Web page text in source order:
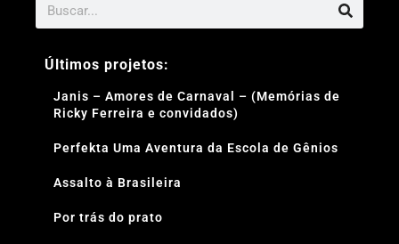
Últimos projetos:
Janis – Amores de Carnaval – (Memórias de
Ricky Ferreira e convidados)
Perfekta Uma Aventura da Escola de Gênios
Assalto à Brasileira
Por trás do prato